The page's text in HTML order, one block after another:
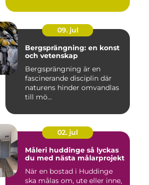
09. jul
Bergsprängning: en konst
och vetenskap
Bergsprängning är en
fascinerande disciplin där
naturens hinder omvandlas
till mö...
02. jul
Måleri huddinge så lyckas
du med nästa målarprojekt
När en bostad i Huddinge
ska målas om, ute eller inne,